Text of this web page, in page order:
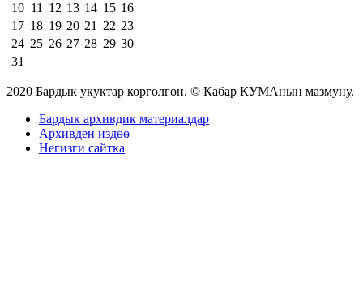
10 11 12 13 14 15 16
17 18 19 20 21 22 23
24 25 26 27 28 29 30
31
2020 Бардык укуктар корголгон. © Кабар КУМАнын мазмуну.
Бардык архивдик материалдар
Архивден издөө
Негизги сайтка